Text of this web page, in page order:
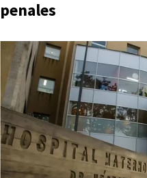
penales